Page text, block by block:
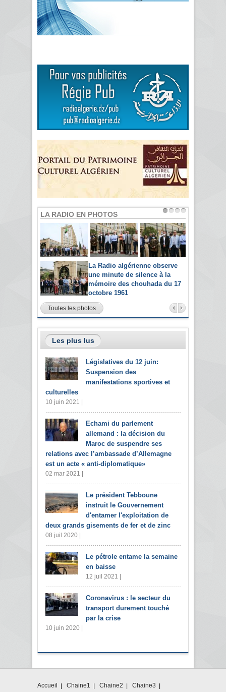
LA RADIO EN PHOTOS
La Radio algérienne observe
une minute de silence à la
mémoire des chouhada du 17
octobre 1961
Toutes les photos
Les plus lus
Législatives du 12 juin:
Suspension des
manifestations sportives et
culturelles
10 juin 2021 |
Echami du parlement
allemand : la décision du
Maroc de suspendre ses
relations avec l’ambassade d’Allemagne
est un acte « anti-diplomatique»
02 mar 2021 |
Le président Tebboune
instruit le Gouvernement
d'entamer l'exploitation de
deux grands gisements de fer et de zinc
08 juil 2020 |
Le pétrole entame la semaine
en baisse
12 juil 2021 |
Coronavirus : le secteur du
transport durement touché
par la crise
10 juin 2020 |
Accueil Chaine1 Chaine2 Chaine3